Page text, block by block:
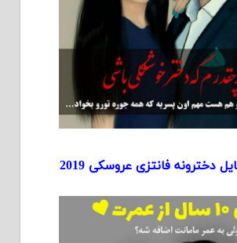
دخترونه فانتزی عروسکی 2019